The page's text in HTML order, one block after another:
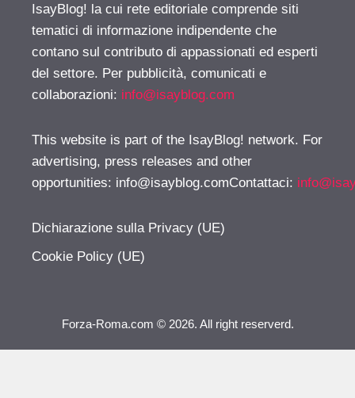
IsayBlog! la cui rete editoriale comprende siti
tematici di informazione indipendente che
contano sul contributo di appassionati ed esperti
del settore. Per pubblicità, comunicati e
collaborazioni: info@isayblog.com
This website is part of the IsayBlog! network. For
advertising, press releases and other
opportunities: info@isayblog.comContattaci:
Dichiarazione sulla Privacy (UE)
Cookie Policy (UE)
Forza-Roma.com © 2026. All right reserverd.